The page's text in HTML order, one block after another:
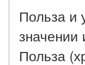
Польза и
Польза